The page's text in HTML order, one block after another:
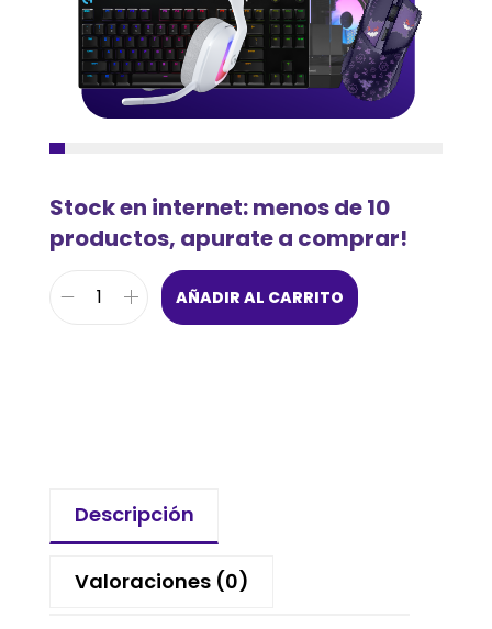
Stock en internet: menos de 10
productos, apurate a comprar!
AÑADIR AL CARRITO
Descripción
Valoraciones (0)